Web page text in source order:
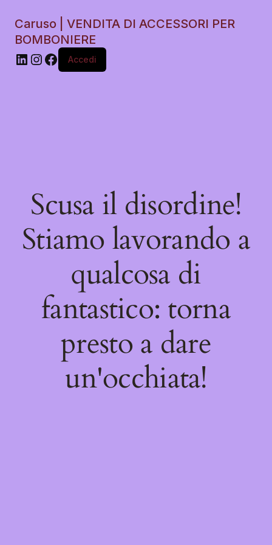
Caruso | VENDITA DI ACCESSORI PER
BOMBONIERE
Accedi
Scusa il disordine!
Stiamo lavorando a
qualcosa di
fantastico: torna
presto a dare
un'occhiata!